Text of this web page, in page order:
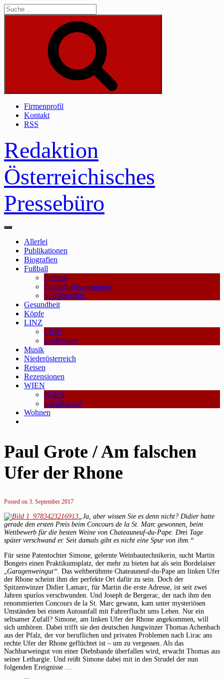
Skip
to
Suche
Firmenprofil
Kontakt
RSS
Redaktion
Österreichisches
Pressebüro
Main
Allerlei
Publikationen
Biografien
Fußball
Fußball
Fußball-Rezensionen
Spielberichte
Gesundheit
Köpfe
LINZ
LINZ
linzBücher
Musik
Niederösterreich
Reisen
Rezensionen
WIEN
WIEN
wienBücher
Wohnen
Paul Grote / Am falschen
Ufer der Rhone
Posted on 3. September 2017
„Ja, aber wissen Sie es denn nicht? Didier hatte
gerade den ersten Preis beim Concours de la St. Marc gewonnen, beim
Wettbewerb für die besten Weine von Chateauneuf-du-Pape. Drei Tage
später verschwand er. Seit damals gibt es nicht eine Spur von ihm.“
Für seine Patentochter Simone, gelernte Weinbautechnikerin, sucht Martin
Bongers einen Praktikumsplatz, der mehr zu bieten hat als sein Bordelaiser
Garagenweingut“ . Das weltberühmte Chateauneuf-du-Pape am linken Ufer
der Rhone scheint ihm der perfekte Ort dafür zu sein. Doch der
Spitzenwinzer Didier Lamarc, für Martin die erste Adresse, ist seit zwei
Jahren spurlos verschwunden. Und Joseph de Bergerac, der nach ihm den
renommierten Concours de la St. Marc gewann, kam unter mysteriösen
Umständen bei einem Autounfall mit Fahrerflucht ums Leben. Nur ein
seltsamer Zufall? Simone, am linken Ufer der Rhone angekommen, will
sich umhören. Dabei trifft sie den deutschen Jungwinzer Thomas Achenbach
aus der Pfalz, der vor beruflichen und privaten Problemen nach Lirac ans
rechte Ufer der Rhone geflüchtet ist – um zu vergessen. Als das
Nachbarweingut von einer Diebsbande überfallen wird, erwacht Thomas aus
seiner Lethargie. Und reißt Simone dabei mit in den Strudel der nun
folgenden Ereignisse …